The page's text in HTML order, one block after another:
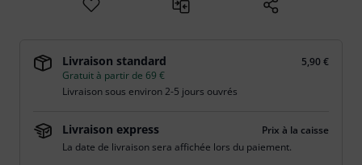
Livraison standard
5,90 €
Gratuit à partir de 69 €
Livraison sous environ 2-5 jours ouvrés
Livraison express
Prix à la caisse
La date de livraison sera affichée lors du paiement.